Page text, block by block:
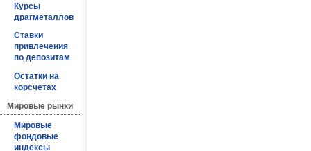
Курсы
драгметаллов
Ставки
привлечения
по депозитам
Остатки на
корсчетах
Мировые рынки
Мировые
фондовые
индексы